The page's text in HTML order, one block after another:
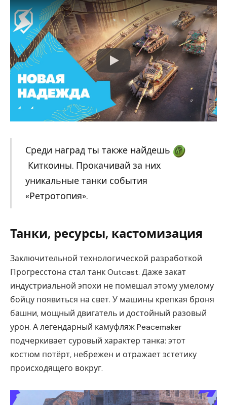
Среди наград ты также найдешь
Киткоины. Прокачивай за них
уникальные танки события
«Ретротопия».
Танки, ресурсы, кастомизация
Заключительной технологической разработкой
Прогресстона стал танк Outcast. Даже закат
индустриальной эпохи не помешал этому умелому
бойцу появиться на свет. У машины крепкая броня
башни, мощный двигатель и достойный разовый
урон. А легендарный камуфляж Peacemaker
подчеркивает суровый характер танка: этот
костюм потёрт, небрежен и отражает эстетику
происходящего вокруг.